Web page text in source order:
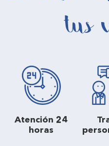
tus
Atención 24
horas